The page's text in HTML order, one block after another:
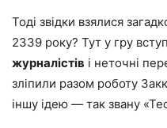
Тоді звідки взялися
2339 року? Тут у гру
журналістів і неточні
зліпили разом роботу
іншу ідею — так звану